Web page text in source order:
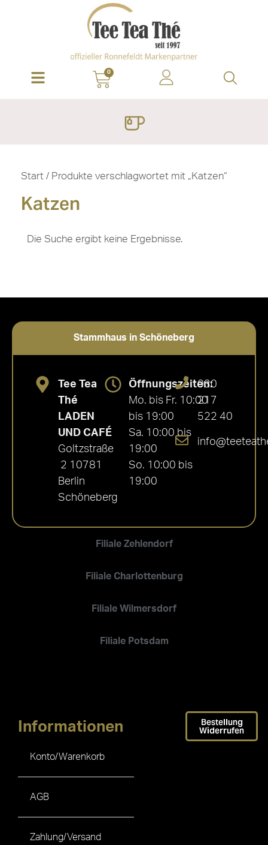
0
Start / Produkte verschlagwortet mit „Katzen“
Katzen
Die Suche ergibt keine Ergebnisse.
Stammhaus in Schöneberg
Filiale Zehlendorf
Filiale Charlottenburg
Filiale Wilmersdorf
Filiale Potsdam
Tee Tea
Thé
LADEN
UND CAFÉ
Goltzstraße
2 10781
Berlin
Schöneberg
Öffnungszeiten:
Mo. bis Fr. 10:00
bis 19:00
Sa. 10:00 bis
19:00
So. 10:00 bis
19:00
030
217
522 40
Informationen
Konto/Warenkorb
AGB
Zahlung/Versand
Bestellung
Widerrufen